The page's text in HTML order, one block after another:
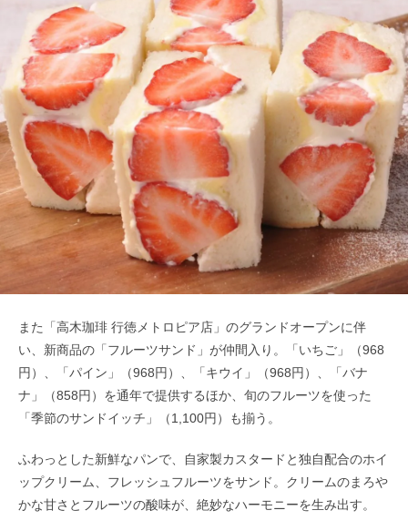
また「高木珈琲 行徳メトロピア店」のグランドオープンに伴
い、新商品の「フルーツサンド」が仲間入り。「いちご」（968
円）、「パイン」（968円）、「キウイ」（968円）、「バナ
ナ」（858円）を通年で提供するほか、旬のフルーツを使った
「季節のサンドイッチ」（1,100円）も揃う。
ふわっとした新鮮なパンで、自家製カスタードと独自配合のホイ
ップクリーム、フレッシュフルーツをサンド。クリームのまろや
かな甘さとフルーツの酸味が、絶妙なハーモニーを生み出す。